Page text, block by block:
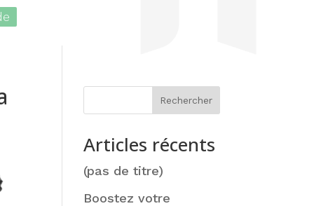
Rechercher
Articles récents
(pas de titre)
Boostez votre